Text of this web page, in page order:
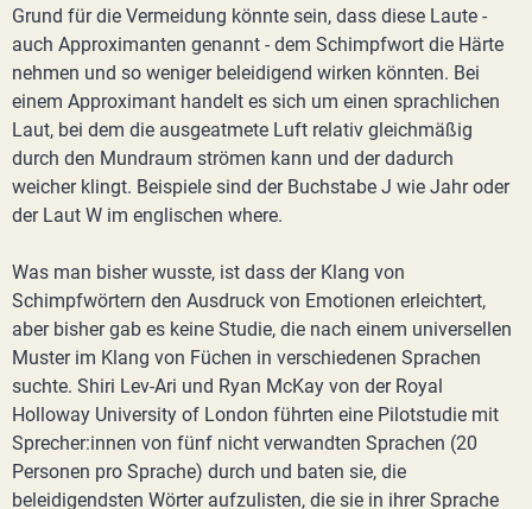
Grund für die Vermeidung könnte sein, dass diese Laute -
auch Approximanten genannt - dem Schimpfwort die Härte
nehmen und so weniger beleidigend wirken könnten. Bei
einem Approximant handelt es sich um einen sprachlichen
Laut, bei dem die ausgeatmete Luft relativ gleichmäßig
durch den Mundraum strömen kann und der dadurch
weicher klingt. Beispiele sind der Buchstabe J​ wie Jahr oder
der Laut ​W​ im englischen where.
Was man bisher wusste, ist dass der Klang von
Schimpfwörtern den Ausdruck von Emotionen erleichtert,
aber bisher gab es keine Studie, die nach einem universellen
Muster im Klang von Füchen in verschiedenen Sprachen
suchte. Shiri Lev-Ari und Ryan McKay von der Royal
Holloway University of London führten eine Pilotstudie mit
Sprecher:innen von fünf nicht verwandten Sprachen (20
Personen pro Sprache) durch und baten sie, die
beleidigendsten Wörter aufzulisten, die sie in ihrer Sprache